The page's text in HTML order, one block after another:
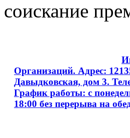
соискание
Организаций. Адрес:
Давыдковская, дом 3.
График работы: с
18:00 без перерыва на